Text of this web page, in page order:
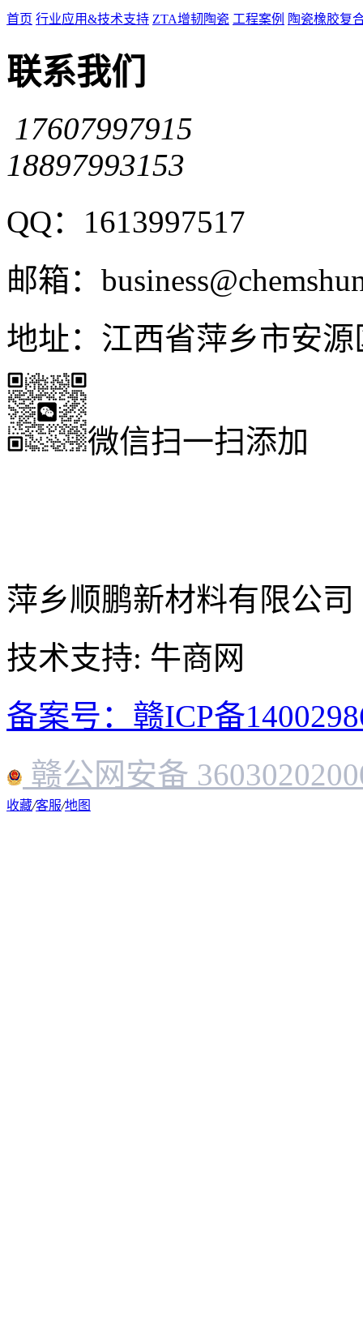
首页 行业应用&技术支持 ZTA增韧陶瓷 工程案例 陶瓷橡胶复
联系我们
17607997915
18897993153
QQ：1613997517
邮箱：
地址：江西省萍乡市安
微信扫一扫添加
萍乡顺鹏新材料有限公
技术支持: 牛商网
备案号：赣ICP备
赣公网安备
收藏/客服/地图